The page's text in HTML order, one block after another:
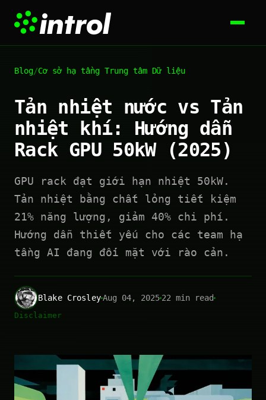
Blog/Cơ sở hạ tầng Trung tâm Dữ liệu
Tản nhiệt nước vs Tản
nhiệt khí: Hướng dẫn
Rack GPU 50kW (2025)
GPU rack đạt giới hạn nhiệt 50kW.
Tản nhiệt bằng chất lỏng tiết kiệm
21% năng lượng, giảm 40% chi phí.
Hướng dẫn thiết yếu cho các team hạ
tầng AI đang đối mặt với rào cản.
Blake CrosleyAug 04, 202522 min read
Disclaimer